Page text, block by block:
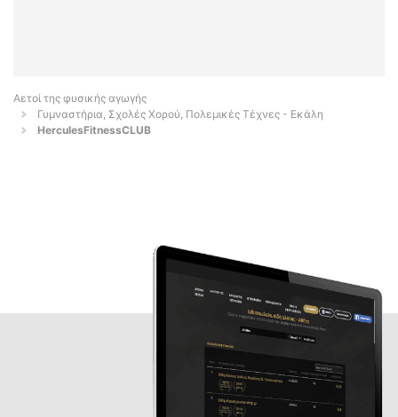
Αετοί της φυσικής αγωγής
Γυμναστήρια, Σχολές Χορού, Πολεμικές Τέχνες - Εκάλη
HerculesFitnessCLUB